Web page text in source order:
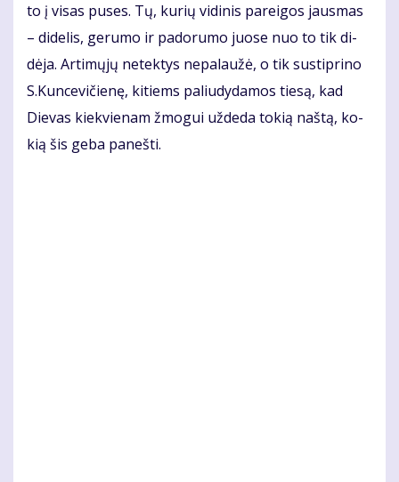
to į vi­sas pu­ses. Tų, ku­rių vi­di­nis pa­rei­gos jaus­mas
– di­de­lis, ge­ru­mo ir pa­do­ru­mo juo­se nuo to tik di­
dė­ja. Ar­ti­mų­jų ne­tek­tys ne­pa­lau­žė, o tik su­stip­ri­no
S.Kun­ce­vi­čie­nę, ki­tiems pa­liu­dy­da­mos tie­są, kad
Die­vas kiek­vie­nam žmo­gui už­de­da to­kią naš­tą, ko­
kią šis ge­ba pa­neš­ti.